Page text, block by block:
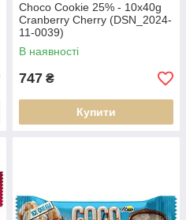
Choco Cookie 25% - 10x40g
Cranberry Cherry (DSN_2024-
11-0039)
В наявності
747 ₴
Купити